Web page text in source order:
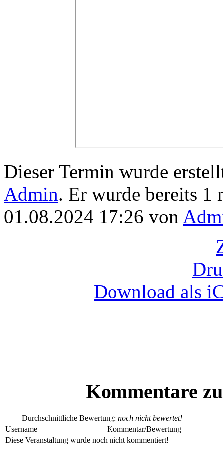
Dieser Termin wurde
Admin. Er wurde bereits 1
01.08.2024 17:26 von
Download als
Kommentare
Durchschnittliche Bewertung: noch nicht bewertet!
Username
Kommentar/Bewertung
Diese Veranstaltung wurde noch nicht kommentiert!